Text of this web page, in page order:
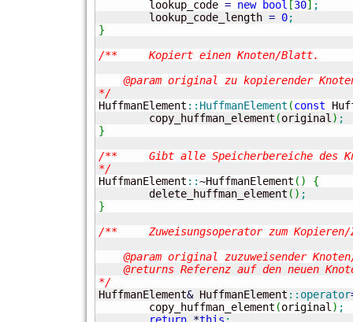
	lookup_code
= new bool [30] ;
	lookup_code_length
= 0;
}
/**	Kopiert einen Knoten/Blatt.
@param original zu kopierender
*/
HuffmanElement :: HuffmanElement (const
	copy_huffman_element
(original) ;
}
/**	Gibt alle Speicherbereiche des Knotens/Blatt frei.
*/
HuffmanElement ::~HuffmanElement ( )
{
	delete_huffman_element
( ) ;
}
/**	Zuweisungsoperator zum Kopieren/Zuweisen eines Kontens/Blatts.
@param original zuzuweisender
@returns Referenz auf den neuen
*/
HuffmanElement& HuffmanElement :: operator
	copy_huffman_element
(original) ;